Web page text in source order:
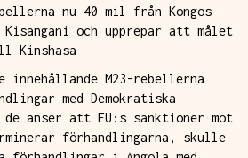
nu 40 mil från Kongos
och upprepar att målet
innehållande M23-rebellerna
med Demokratiska
de anser att EU:s sanktioner mot
förhandlingarna, skulle